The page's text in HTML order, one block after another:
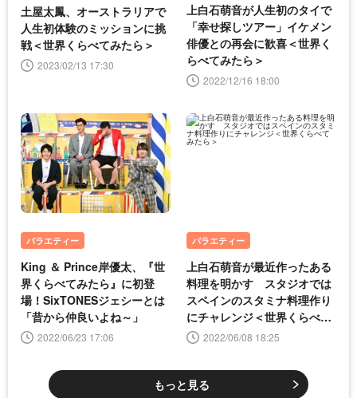
土屋太鳳、オーストラリアで
人生初体験のミッションに挑
戦＜世界くらべてみたら＞
2023/02/13 17:30
上白石萌音が人生初のタイで
「幸せ探しツアー」イケメン
俳優との再会に歓喜＜世界く
らべてみたら＞
2022/12/16 18:00
バラエティー
King ＆ Prince岸優太、『世
界くらべてみたら』に初登
場！SixTONESジェシーとは
「昔から仲良いよね～」
2022/06/23 17:06
バラエティー
上白石萌音が最近作ったある
料理を明かす スタジオでは
スペインのスタミナ料理作り
にチャレンジ＜世界くらべて
みたら＞
2022/06/08 18:25
もっと見る